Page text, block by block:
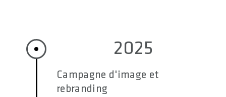
2025
Campagne d'image et
rebranding